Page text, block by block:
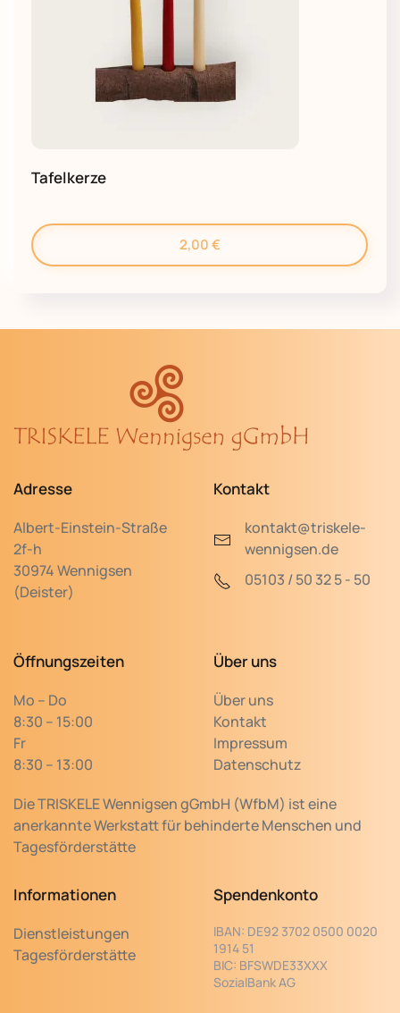
Tafelkerze
2,00€
Adresse
Albert-Einstein-Straße
2f-h
30974 Wennigsen
(Deister)
Kontakt
kontakt@triskele-
wennigsen.de
05103 / 50 32 5 - 50
Öffnungszeiten
Mo – Do
8:30 – 15:00
Fr
8:30 – 13:00
Über uns
Über uns
Kontakt
Impressum
Datenschutz
Die TRISKELE Wennigsen gGmbH (WfbM) ist eine
anerkannte Werkstatt für behinderte Menschen und
Tagesförderstätte
Informationen
Dienstleistungen
Tagesförderstätte
Spendenkonto
IBAN: DE92 3702 0500 0020
1914 51
BIC: BFSWDE33XXX
SozialBank AG